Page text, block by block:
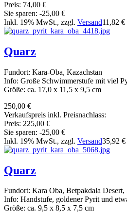
Preis: 74,00 €
Sie sparen: -25,00 €
Inkl. 19% MwSt., zzgl. Versand11,82 €
Quarz
Fundort: Kara-Oba, Kazachstan
Info: Große Schwimmerstufe mit viel
Größe: ca. 17,0 x 11,5 x 9,5 cm
250,00 €
Verkaufspreis inkl. Preisnachlass:
Preis: 225,00 €
Sie sparen: -25,00 €
Inkl. 19% MwSt., zzgl. Versand35,92 €
Quarz
Fundort: Kara Oba, Betpakdala
Info: Handstufe, goldener Pyrit und
Größe: ca. 9,5 x 8,5 x 7,5 cm